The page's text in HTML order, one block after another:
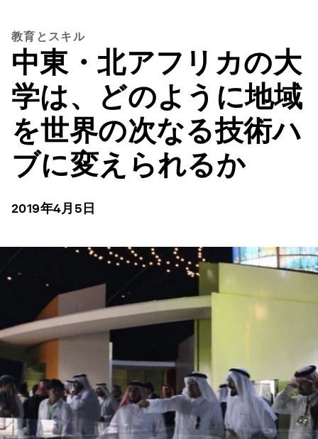
教育とスキル
中東・北アフリカの大
学は、どのように地域
を世界の次なる技術ハ
ブに変えられるか
2019年4月5日